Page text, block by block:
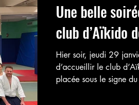
Une belle
club d’Aïkido
Hier soir, jeudi 29
d’accueillir le club
placée sous le signe